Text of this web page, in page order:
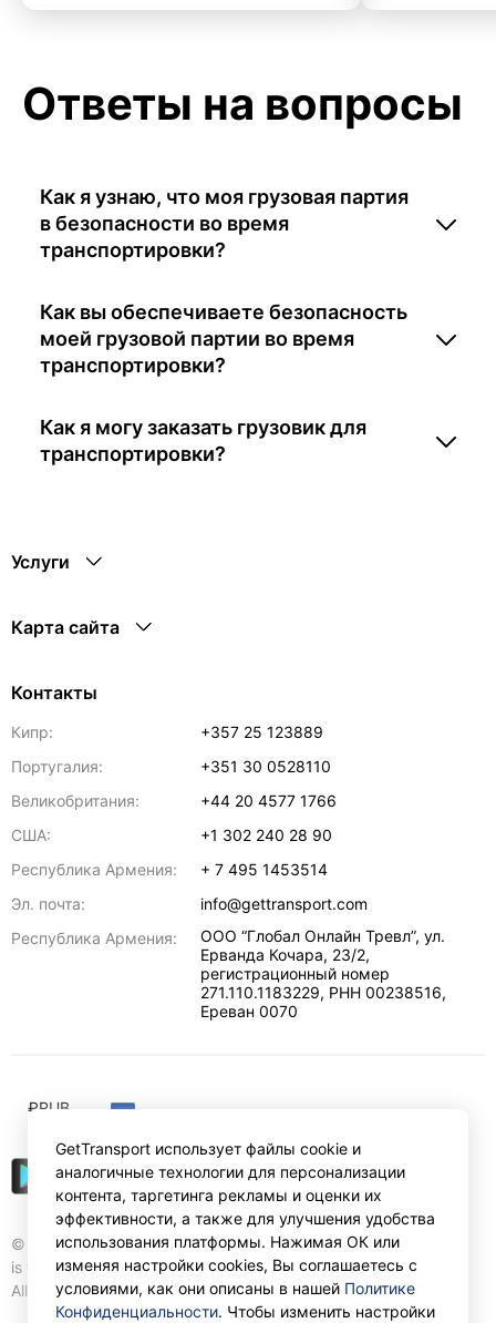
Ответы на вопросы
Как я узнаю, что моя грузовая партия
в безопасности во время
транспортировки?
Как вы обеспечиваете безопасность
моей грузовой партии во время
транспортировки?
Как я могу заказать грузовик для
транспортировки?
Услуги
Карта сайта
Контакты
Кипр:
+357 25 123889
Португалия:
+351 30 0528110
Великобритания:
+44 20 4577 1766
США:
+1 302 240 28 90
Республика Армения:
+ 7 495 1453514
Эл. почта:
info@gettransport.com
Республика Армения:
ООО “Глобал Онлайн Тревл”, ул.
Ерванда Кочара, 23/2,
регистрационный номер
271.110.1183229, РНН 00238516,
Ереван 0070
© Gettransport International Limited. GetTransport®
is trademark of Gettransport International Limited.
All rights reserved.
₽RUB
GetTransport использует файлы cookie и
аналогичные технологии для персонализации
контента, таргетинга рекламы и оценки их
эффективности, а также для улучшения удобства
использования платформы. Нажимая ОК или
изменяя настройки cookies, Вы соглашаетесь с
условиями, как они описаны в нашей Политике
Конфиденциальности. Чтобы изменить настройки